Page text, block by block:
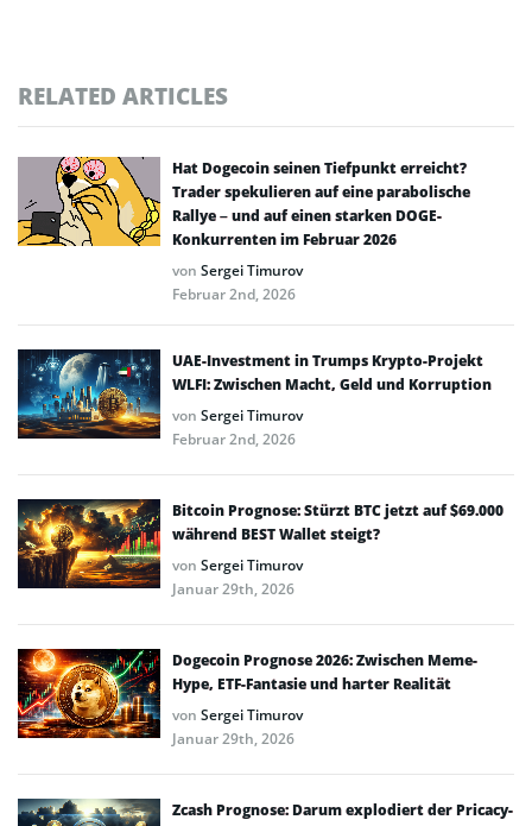
RELATED ARTICLES
Hat Dogecoin seinen Tiefpunkt erreicht?
Trader spekulieren auf eine parabolische
Rallye – und auf einen starken DOGE-
Konkurrenten im Februar 2026
von Sergei Timurov
Februar 2nd, 2026
UAE-Investment in Trumps Krypto-Projekt
WLFI: Zwischen Macht, Geld und Korruption
von Sergei Timurov
Februar 2nd, 2026
Bitcoin Prognose: Stürzt BTC jetzt auf $69.000
während BEST Wallet steigt?
von Sergei Timurov
Januar 29th, 2026
Dogecoin Prognose 2026: Zwischen Meme-
Hype, ETF-Fantasie und harter Realität
von Sergei Timurov
Januar 29th, 2026
Zcash Prognose: Darum explodiert der Pricacy-